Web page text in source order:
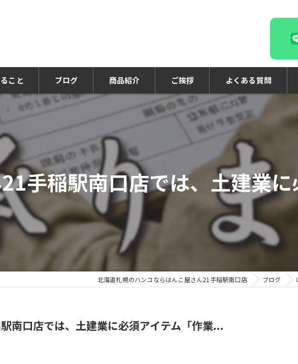
こと ブログ 商品紹介 ご挨拶 よくある質問
手稲駅南口店では、土建業
北海道札幌のハンコならはんこ屋さん21手稲駅南口店 ブログ
南口店では、土建業に必須アイテム「作業...